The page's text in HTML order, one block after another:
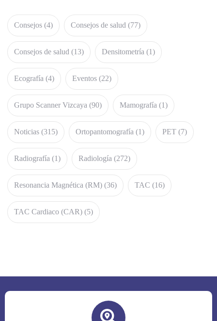
Consejos (4) Consejos de salud (77)
Consejos de salud (13) Densitometría (1)
Ecografía (4) Eventos (22)
Grupo Scanner Vizcaya (90) Mamografía (1)
Noticias (315) Ortopantomografía (1) PET (7)
Radiografía (1) Radiología (272)
Resonancia Magnética (RM) (36) TAC (16)
TAC Cardiaco (CAR) (5)